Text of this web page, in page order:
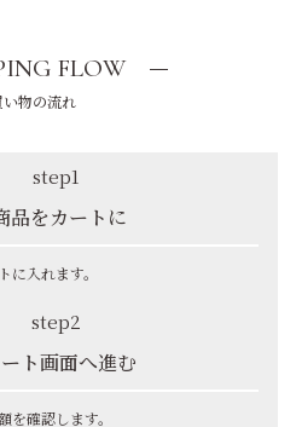
FLOW
い物の流れ
step1
品をカートに
に入れます。
step2
ト画面へ進む
を確認します。